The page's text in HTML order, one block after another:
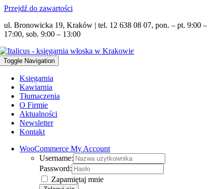
Przejdź do zawartości
ul. Bronowicka 19, Kraków | tel. 12 638 08 07, pon. – pt. 9:00 –
17:00, sob. 9:00 – 13:00
Toggle Navigation
Księgarnia
Kawiarnia
Tłumaczenia
O Firmie
Aktualności
Newsletter
Kontakt
WooCommerce My Account
Username:
Password:
Zapamiętaj mnie